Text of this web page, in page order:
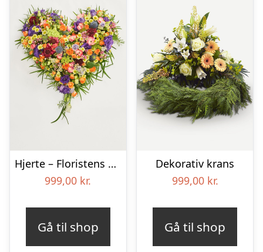
Hjerte – Floristens kreative valg
999,00 kr.
Gå til shop
Dekorativ krans
999,00 kr.
Gå til shop